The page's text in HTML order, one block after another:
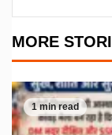
MORE
1 min read